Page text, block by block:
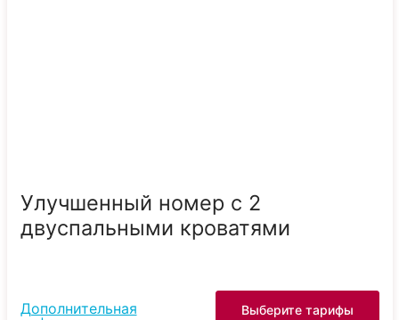
Улучшенный номер с 2
двуспальными кроватями
Дополнительная
Выберите тарифы